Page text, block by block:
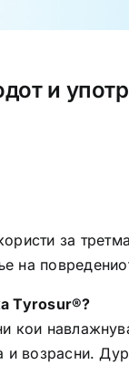
и
за
на
Tyrosur®?
кои
возрасни.